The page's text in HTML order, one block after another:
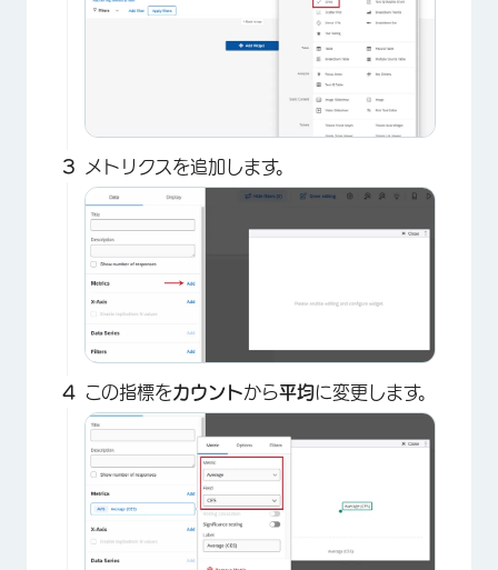
メトリクスを追加します。
この指標をカウントから平均に変更します。